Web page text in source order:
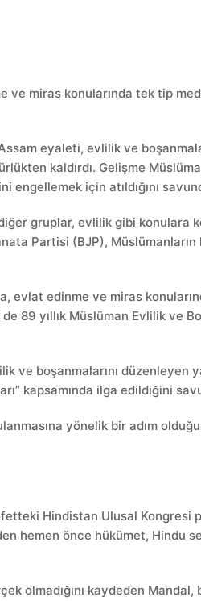
ve miras konularında tek tip
eyaleti, evlilik ve
kaldırdı. Gelişme
için atıldığını
gruplar, evlilik gibi konulara
Partisi (BJP), Müslümanların
evlat edinme ve miras
89 yıllık Müslüman Evlilik ve
ve boşanmalarını düzenleyen
kapsamında ilga edildiğini
yönelik bir adım
Hindistan Ulusal Kongresi
hemen önce hükümet, Hindu
olmadığını kaydeden Mandal,